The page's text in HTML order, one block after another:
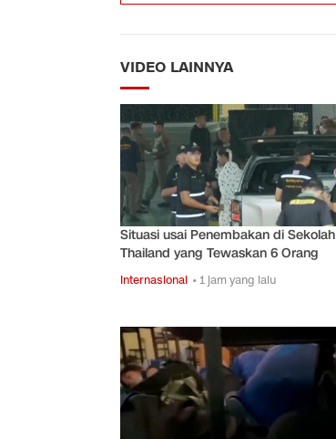
VIDEO LAINNYA
Situasi usai Penembakan di Sekolah
Thailand yang Tewaskan 6 Orang
Internasional • 1 jam yang lalu